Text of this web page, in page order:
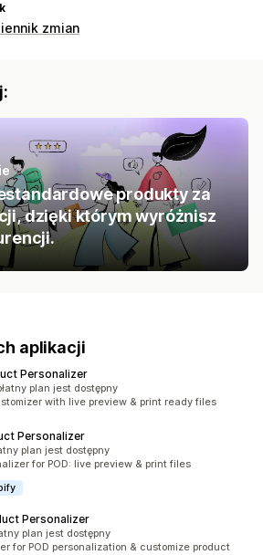
zmian
produkty za
dzięki którym wyróżnisz
aplikacji
Personalizer
240
plan jest dostępny
with live preview & print ready files
Personalizer
32
plan jest dostępny
for POD: live preview & print files
Personalizer
30
plan jest dostępny
for POD personalization & customize product